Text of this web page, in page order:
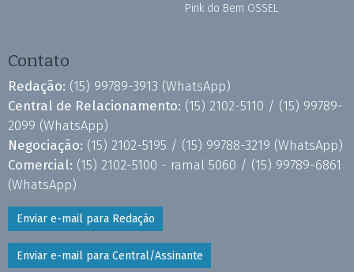
Pink do Bem OSSEL
Contato
Redação: (15) 99789-3913 (WhatsApp)
Central de Relacionamento: (15) 2102-5110 / (15) 99789-
2099 (WhatsApp)
Negociação: (15) 2102-5195 / (15) 99788-3219 (WhatsApp)
Comercial: (15) 2102-5100 - ramal 5060 / (15) 99789-6861
(WhatsApp)
Enviar e-mail para Redação
Enviar e-mail para Central/Assinante